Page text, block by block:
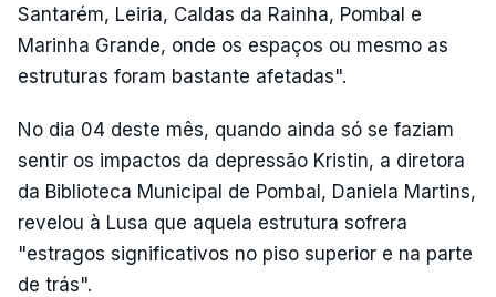
Santarém, Leiria, Caldas da Rainha, Pombal e
Marinha Grande, onde os espaços ou mesmo as
estruturas foram bastante afetadas".
No dia 04 deste mês, quando ainda só se faziam
sentir os impactos da depressão Kristin, a diretora
da Biblioteca Municipal de Pombal, Daniela Martins,
revelou à Lusa que aquela estrutura sofrera
"estragos significativos no piso superior e na parte
de trás".